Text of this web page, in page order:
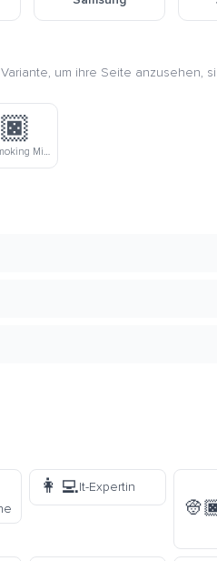
um ihre Seite anzusehen,
Mann Im Smoking Mit Dunklem Hautton
👩‍💻It-Expertin